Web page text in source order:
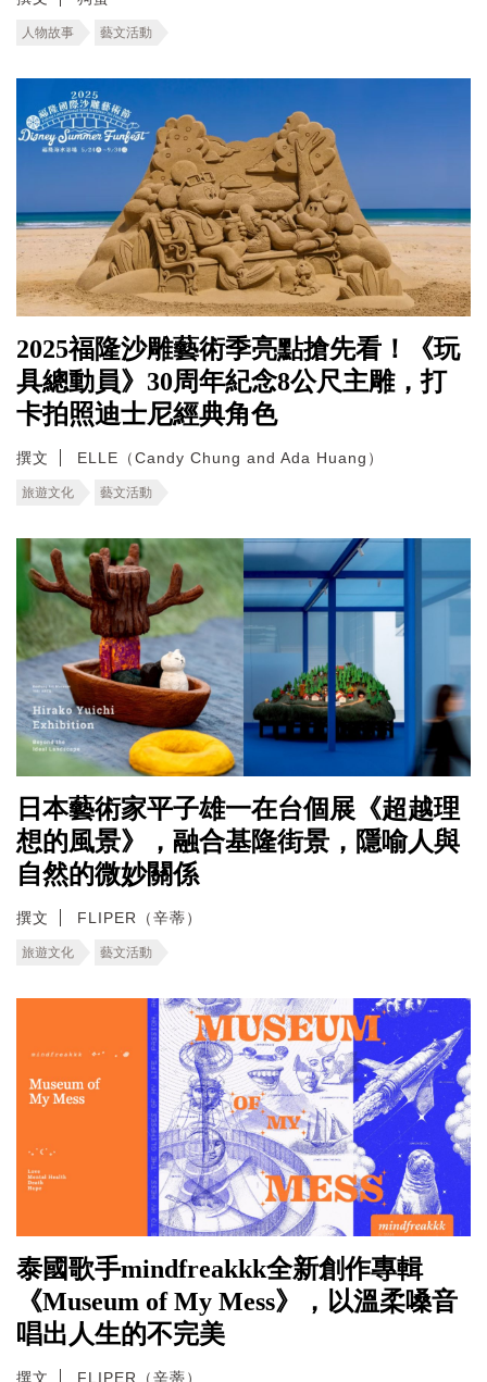
人物故事 藝文活動
2025福隆沙雕藝術季亮點搶先看！《玩
具總動員》30周年紀念8公尺主雕，打
卡拍照迪士尼經典角色
撰文 ELLE（Candy Chung and Ada Huang）
旅遊文化 藝文活動
日本藝術家平子雄一在台個展《超越理
想的風景》，融合基隆街景，隱喻人與
自然的微妙關係
撰文 FLIPER（辛蒂）
旅遊文化 藝文活動
泰國歌手mindfreakkk全新創作專輯
《Museum of My Mess》，以溫柔嗓音
唱出人生的不完美
撰文 FLIPER（辛蒂）